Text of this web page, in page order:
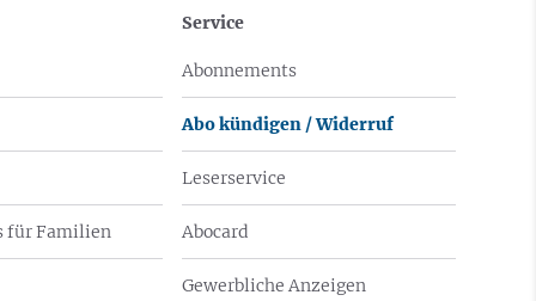
für Familien
Service
Abonnements
Abo kündigen / Widerruf
Leserservice
Abocard
Gewerbliche Anzeigen